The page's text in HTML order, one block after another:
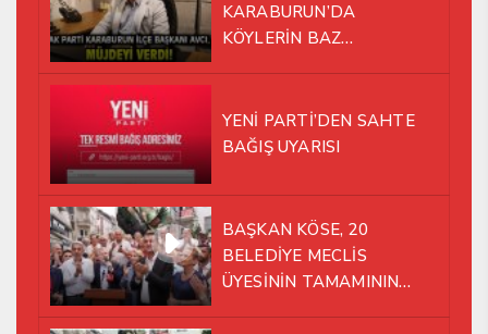
KARABURUN’DA
KÖYLERİN BAZ
YENİ PARTİ’DEN SAHTE
BAĞIŞ UYARISI
BAŞKAN KÖSE, 20
BELEDİYE MECLİS
ÜYESİNİN TAMAMININ